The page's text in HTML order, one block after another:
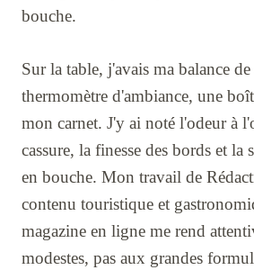
bouche.
Sur la table, j'avais ma balance
thermomètre d'ambiance, une
mon carnet. J'y ai noté l'odeur à
cassure, la finesse des bords et la
en bouche. Mon travail de
contenu touristique et
magazine en ligne me rend
modestes, pas aux grandes